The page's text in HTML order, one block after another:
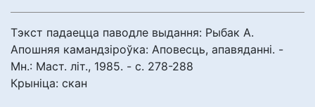
Тэкст падаецца паводле выдання: Рыбак А.
Апошняя камандзіроўка: Аповесць, апавяданні. -
Мн.: Маст. літ., 1985. - с. 278-288
Крыніца: скан